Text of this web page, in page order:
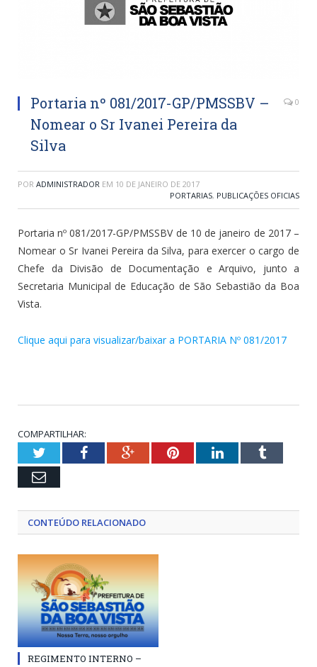
Portaria nº 081/2017-GP/PMSSBV –
Nomear o Sr Ivanei Pereira da
Silva
0
POR ADMINISTRADOR EM 10 DE JANEIRO DE 2017
PORTARIAS, PUBLICAÇÕES OFICIAS
Portaria nº 081/2017-GP/PMSSBV de 10 de janeiro de 2017 –
Nomear o Sr Ivanei Pereira da Silva, para exercer o cargo de
Chefe da Divisão de Documentação e Arquivo, junto a
Secretaria Municipal de Educação de São Sebastião da Boa
Vista.
Clique aqui para visualizar/baixar a PORTARIA Nº 081/2017
COMPARTILHAR:
TwitterFacebookGoogle+PinterestLinkedInTumblr
Email
CONTEÚDO RELACIONADO
REGIMENTO INTERNO –